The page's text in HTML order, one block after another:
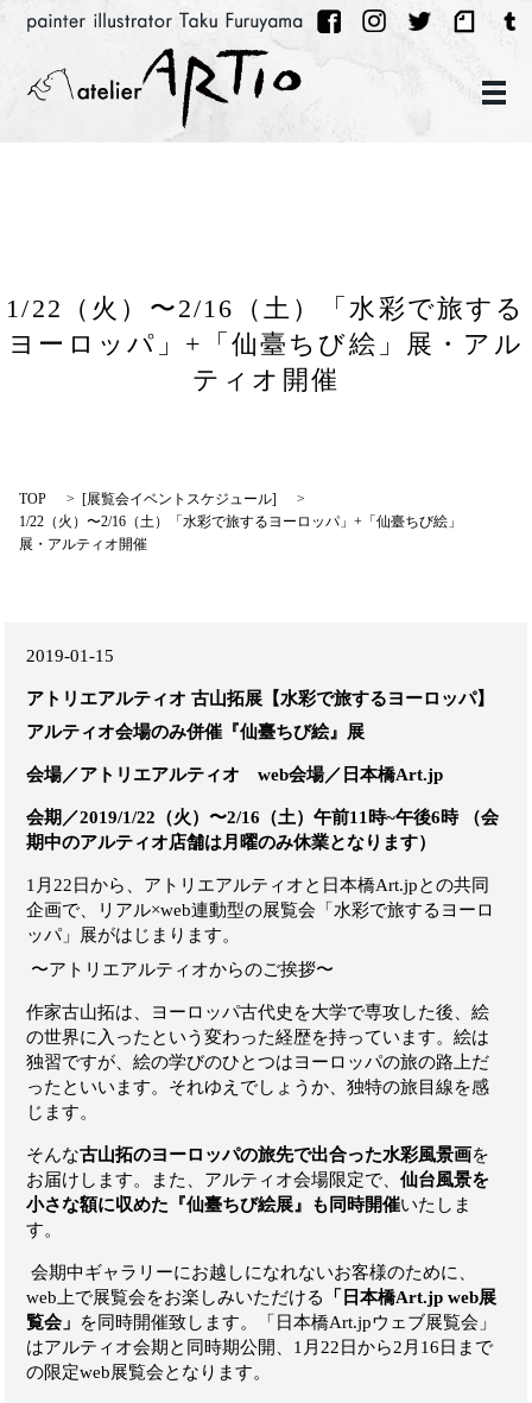
メ
1/22（火）〜2/16（土）「水彩で旅する
ヨーロッパ」+「仙臺ちび絵」展・アル
ティオ開催
TOP [展覧会イベントスケジュール]
1/22（火）〜2/16（土）「水彩で旅するヨーロッパ」+「仙臺ちび絵」
展・アルティオ開催
2019-01-15
アトリエアルティオ 古山拓展【水彩で旅するヨーロッパ】
アルティオ会場のみ併催『仙臺ちび絵』展
会場／アトリエアルティオ web会場／日本橋Art.jp
会期／2019/1/22（火）〜2/16（土）午前11時~午後6時 （会
期中のアルティオ店舗は月曜のみ休業となります）
1月22日から、アトリエアルティオと日本橋Art.jpとの共同
企画で、リアル×web連動型の展覧会「水彩で旅するヨーロ
ッパ」展がはじまります。
〜アトリエアルティオからのご挨拶〜
作家古山拓は、ヨーロッパ古代史を大学で専攻した後、絵
の世界に入ったという変わった経歴を持っています。絵は
独習ですが、絵の学びのひとつはヨーロッパの旅の路上だ
ったといいます。それゆえでしょうか、独特の旅目線を感
じます。
そんな古山拓のヨーロッパの旅先で出合った水彩風景画を
お届けします。また、アルティオ会場限定で、仙台風景を
小さな額に収めた『仙臺ちび絵展』も同時開催いたしま
す。
会期中ギャラリーにお越しになれないお客様のために、
web 上で展覧会をお楽しみいただける
「日本橋Art.jp web展
覧会」
を同時開催致します。
「日本橋Art.jpウェブ展覧会」
はアルティオ会期と同時期公開、 1月22日から2月16日まで
の限定web展覧会となります。